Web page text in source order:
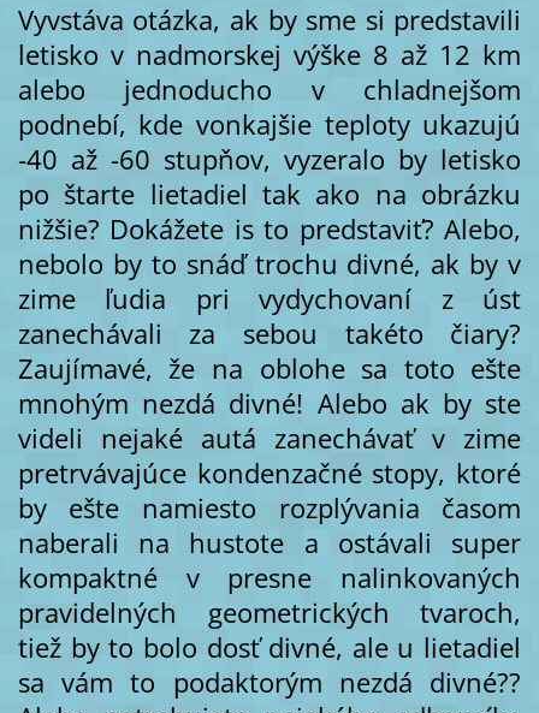
Vyvstáva otázka, ak by sme si predstavili
letisko v nadmorskej výške 8 až 12 km
alebo jednoducho v chladnejšom
podnebí, kde vonkajšie teploty ukazujú
-40 až -60 stupňov, vyzeralo by letisko
po štarte lietadiel tak ako na obrázku
nižšie? Dokážete is to predstaviť? Alebo,
nebolo by to snáď trochu divné, ak by v
zime ľudia pri vydychovaní z úst
zanechávali za sebou takéto čiary?
Zaujímavé, že na oblohe sa toto ešte
mnohým nezdá divné! Alebo ak by ste
videli nejaké autá zanechávať v zime
pretrvávajúce kondenzačné stopy, ktoré
by ešte namiesto rozplývania časom
naberali na hustote a ostávali super
kompaktné v presne nalinkovaných
pravidelných geometrických tvaroch,
tiež by to bolo dosť divné, ale u lietadiel
sa vám to podaktorým nezdá divné??